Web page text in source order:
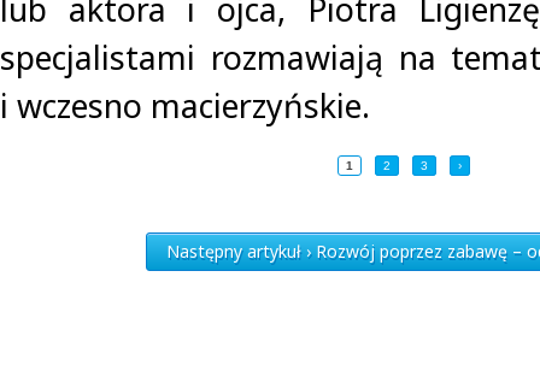
lub aktora i ojca, Piotra
specjalistami rozmawiają na
i wczesno macierzyńskie.
1 2 3 ›
Następny artykuł › Rozwój poprzez zabawę –